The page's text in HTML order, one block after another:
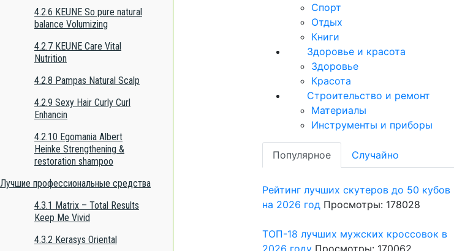
4.2.6
balance Volumizing
4.2.7
Nutrition
4.2.8 Pampas Natural Scalp
4.2.9
Enhancin
4.2.10
Heinke Strengthening &
restoration shampoo
Лучшие профессиональные средства
4.3.1
Keep Me Vivid
4.3.2 Kerasys Oriental
Спорт
Отдых
Книги
Здоровье и красота
Здоровье
Красота
Строительство и ремонт
Материалы
Инструменты и приборы
Популярное Случайно
Рейтинг лучших скутеров до 50 кубов
на 2026 год Просмотры: 178028
ТОП-18 лучших мужских кроссовок в
2026 году Просмотры: 170062